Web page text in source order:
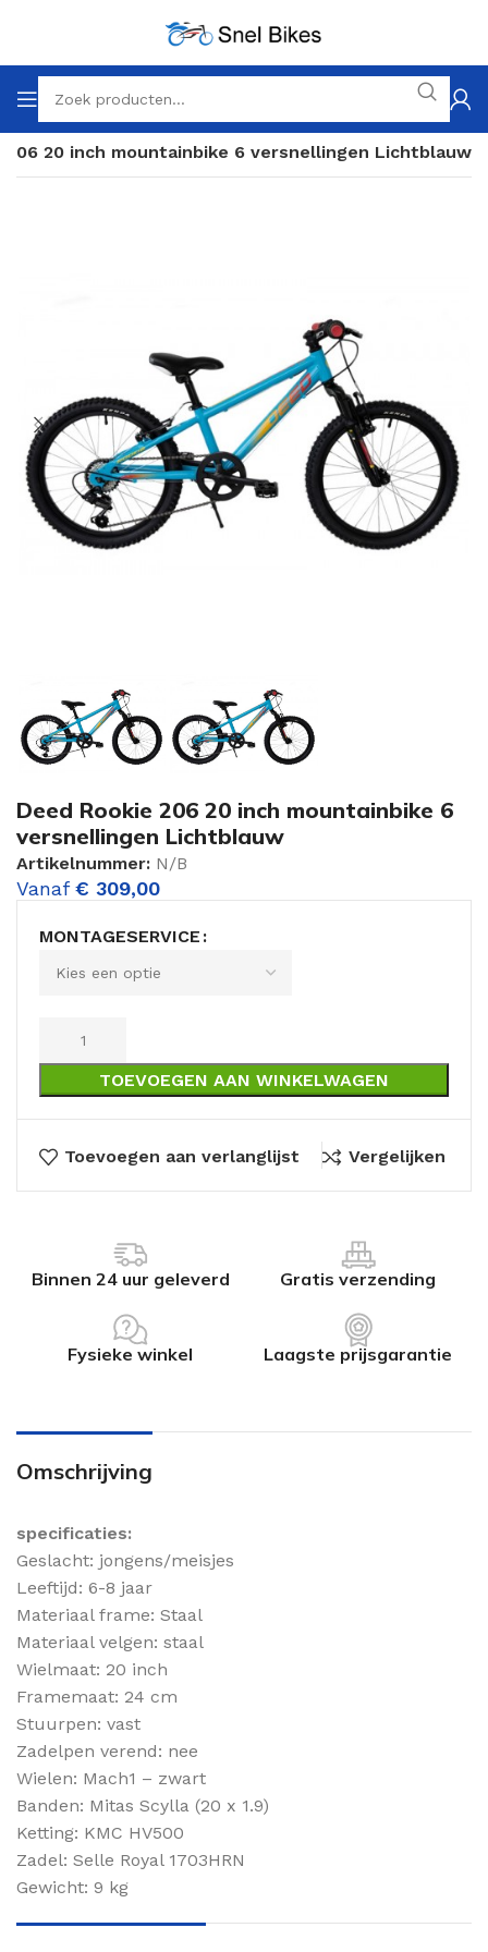
206 20 inch mountainbike 6 versnellingen Lichtblauw
Deed Rookie 206 20 inch mountainbike 6
versnellingen Lichtblauw
Artikelnummer: N/B
Vanaf € 309,00
MONTAGESERVICE
TOEVOEGEN AAN WINKELWAGEN
Toevoegen aan verlanglijst Vergelijken
Binnen 24 uur geleverd Gratis verzending
Fysieke winkel Laagste prijsgarantie
Omschrijving
specificaties:
Geslacht: jongens/meisjes
Leeftijd: 6-8 jaar
Materiaal frame: Staal
Materiaal velgen: staal
Wielmaat: 20 inch
Framemaat: 24 cm
Stuurpen: vast
Zadelpen verend: nee
Wielen: Mach1 – zwart
Banden: Mitas Scylla (20 x 1.9)
Ketting: KMC HV500
Zadel: Selle Royal 1703HRN
Gewicht: 9 kg